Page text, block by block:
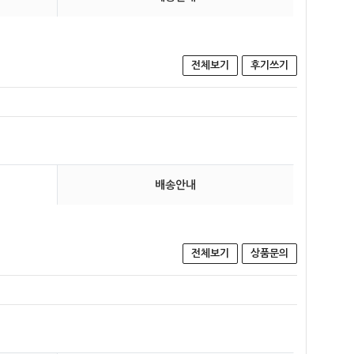
전체보기 후기쓰기
배송안내
전체보기 상품문의